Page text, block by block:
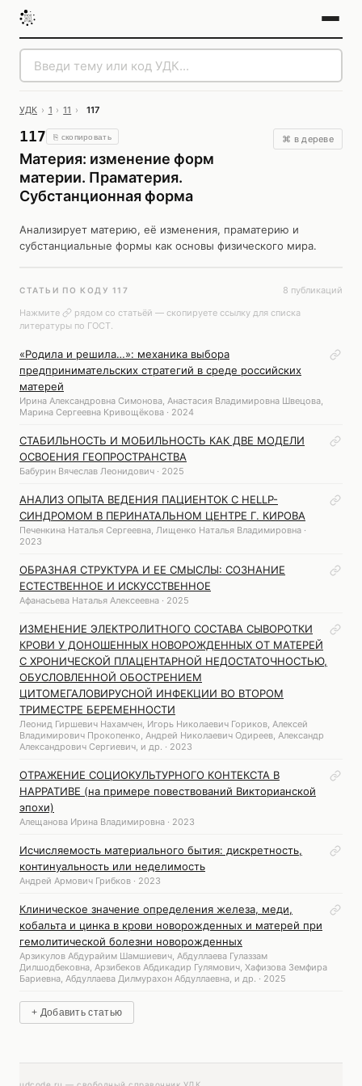
УДК › 1 › 11 › 117
117 ⎘ скопировать
Материя: изменение форм
материи. Праматерия.
Субстанционная форма
⌘ в дереве
Анализирует материю, её изменения, праматерию и
субстанциальные формы как основы физического мира.
СТАТЬИ ПО КОДУ 117
8 публикаций
Нажмите
рядом со статьёй — скопируете ссылку для списка
литературы по ГОСТ.
«Родила и решила…»: механика выбора
предпринимательских стратегий в среде российских
матерей
Ирина Александровна Симонова, Анастасия Владимировна Швецова,
Марина Сергеевна Кривощёкова · 2024
СТАБИЛЬНОСТЬ И МОБИЛЬНОСТЬ КАК ДВЕ МОДЕЛИ
ОСВОЕНИЯ ГЕОПРОСТРАНСТВА
Бабурин Вячеслав Леонидович · 2025
АНАЛИЗ ОПЫТА ВЕДЕНИЯ ПАЦИЕНТОК С HELLP-
СИНДРОМОМ В ПЕРИНАТАЛЬНОМ ЦЕНТРЕ Г. КИРОВА
Печенкина Наталья Сергеевна, Лищенко Наталья Владимировна ·
2023
ОБРАЗНАЯ СТРУКТУРА И ЕЕ СМЫСЛЫ: СОЗНАНИЕ
ЕСТЕСТВЕННОЕ И ИСКУССТВЕННОЕ
Афанасьева Наталья Алексеевна · 2025
ИЗМЕНЕНИЕ ЭЛЕКТРОЛИТНОГО СОСТАВА СЫВОРОТКИ
КРОВИ У ДОНОШЕННЫХ НОВОРОЖДЕННЫХ ОТ МАТЕРЕЙ
С ХРОНИЧЕСКОЙ ПЛАЦЕНТАРНОЙ НЕДОСТАТОЧНОСТЬЮ,
ОБУСЛОВЛЕННОЙ ОБОСТРЕНИЕМ
ЦИТОМЕГАЛОВИРУСНОЙ ИНФЕКЦИИ ВО ВТОРОМ
ТРИМЕСТРЕ БЕРЕМЕННОСТИ
Леонид Гиршевич Нахамчен, Игорь Николаевич Гориков, Алексей
Владимирович Прокопенко, Андрей Николаевич Одиреев, Александр
Александрович Сергиевич, и др. · 2023
ОТРАЖЕНИЕ СОЦИОКУЛЬТУРНОГО КОНТЕКСТА В
НАРРАТИВЕ (на примере повествований Викторианской
эпохи)
Алещанова Ирина Владимировна · 2023
Исчисляемость материального бытия: дискретность,
континуальность или неделимость
Андрей Армович Грибков · 2023
Клиническое значение определения железа, меди,
кобальта и цинка в крови новорожденных и матерей при
гемолитической болезни новорожденных
Арзикулов Абдурайим Шамшиевич, Абдуллаева Гулаззам
Дилшодбековна, Арзибеков Абдикадир Гулямович, Хафизова Земфира
Бариевна, Абдуллаева Дилмурахон Абдуллаевна, и др. · 2025
+ Добавить статью
udcode.ru — свободный справочник УДК